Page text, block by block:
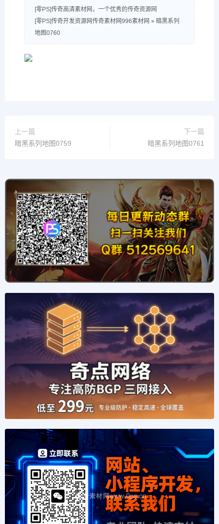
[零PS]传奇高清素材网，一个优秀的传奇资源网
[零PS]传奇开发资源网传奇素材网996素材网 » 暗黑系列
地图0760
上一篇
暗黑系列地图0759
下一篇
暗黑系列地图0761